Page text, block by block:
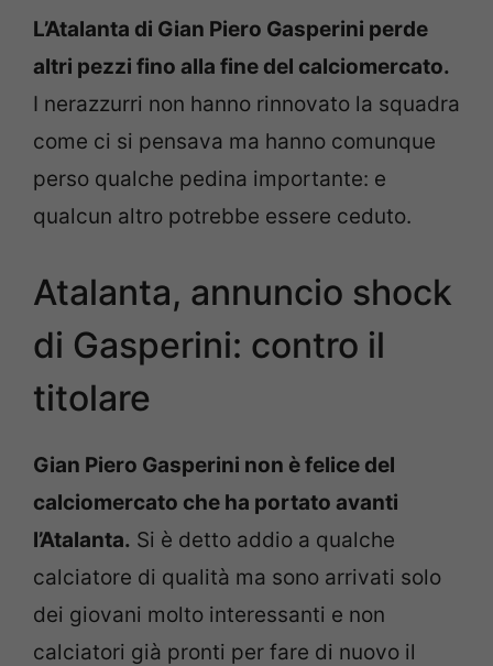
L’Atalanta di Gian Piero Gasperini perde
altri pezzi fino alla fine del calciomercato.
I nerazzurri non hanno rinnovato la squadra
come ci si pensava ma hanno comunque
perso qualche pedina importante: e
qualcun altro potrebbe essere ceduto.
Atalanta, annuncio shock
di Gasperini: contro il
titolare
Gian Piero Gasperini non è felice del
calciomercato che ha portato avanti
l’Atalanta. Si è detto addio a qualche
calciatore di qualità ma sono arrivati solo
dei giovani molto interessanti e non
calciatori già pronti per fare di nuovo il